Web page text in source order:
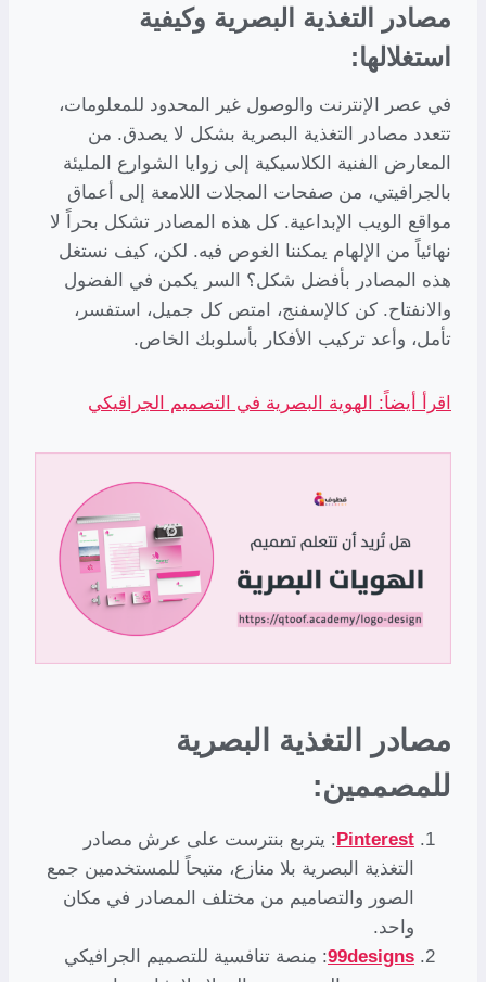
مصادر التغذية البصرية وكيفية
استغلالها:
في عصر الإنترنت والوصول غير المحدود للمعلومات،
تتعدد مصادر التغذية البصرية بشكل لا يصدق. من
المعارض الفنية الكلاسيكية إلى زوايا الشوارع المليئة
بالجرافيتي، من صفحات المجلات اللامعة إلى أعماق
مواقع الويب الإبداعية. كل هذه المصادر تشكل بحراً لا
نهائياً من الإلهام يمكننا الغوص فيه. لكن، كيف نستغل
هذه المصادر بأفضل شكل؟ السر يكمن في الفضول
والانفتاح. كن كالإسفنج، امتص كل جميل، استفسر،
تأمل، وأعد تركيب الأفكار بأسلوبك الخاص.
اقرأ أيضاً: الهوية البصرية في التصميم الجرافيكي
مصادر التغذية البصرية
للمصممين:
Pinterest : يتربع بنترست على عرش مصادر
التغذية البصرية بلا منازع، متيحاً للمستخدمين جمع
الصور والتصاميم من مختلف المصادر في مكان
واحد.
99designs
: منصة تنافسية للتصميم الجرافيكي